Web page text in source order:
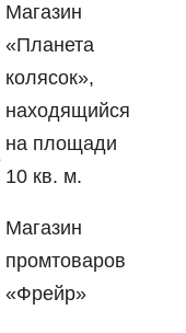
Магазин
«Планета
колясок»,
находящийся
на площади
10 кв. м.
Магазин
промтоваров
«Фрейр»